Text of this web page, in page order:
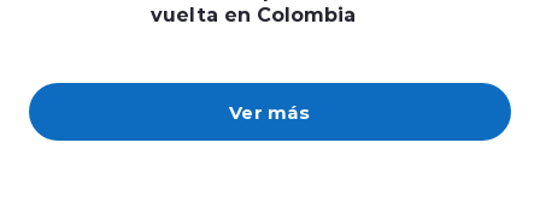
Ver más
vuelta en Colombia